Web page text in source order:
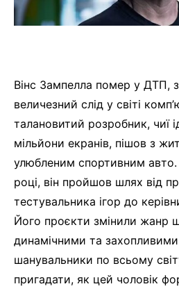
Вінс Зампелла помер у ДТП,
величезний слід у світі
талановитий розробник, чиї
мільйони екранів, пішов з
улюбленим спортивним
році, він пройшов шлях від
тестувальника ігор до
Його проєкти змінили жанр
динамічними та
шанувальники по всьому
пригадати, як цей чоловік